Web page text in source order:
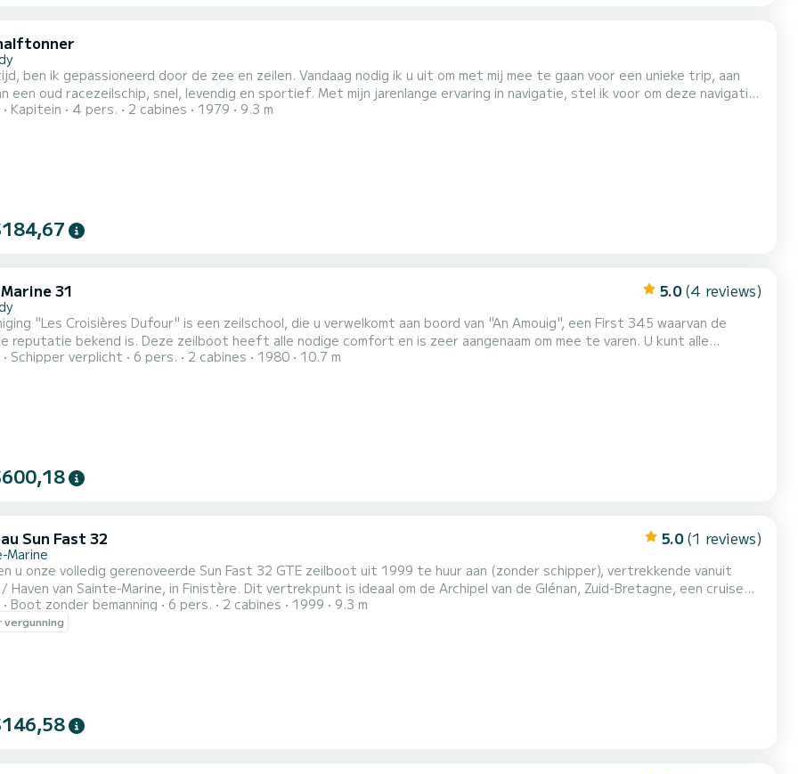
ben ik gepassioneerd door de zee en zeilen. Vandaag nodig ik u uit om met mij mee te gaan voor een unieke trip, aan
een oud racezeilschip, snel, levendig en sportief. Met mijn jarenlange ervaring in navigatie, stel ik voor om deze navigatie-
delen in de baai van Loctudy, de Moutons-eilanden en de Glénan-archipel, en deel te nemen aan de manoeuvres aan
Kapitein 4 pers. 2 cabines 1979 9.3 m
31 5.0 (4 reviews)
"Les Croisières Dufour" is een zeilschool, die u verwelkomt aan boord van "An Amouig", een First 345 waarvan de
reputatie bekend is. Deze zeilboot heeft alle nodige comfort en is zeer aangenaam om mee te varen. U kunt alle
de vereniging "Les Croisières Dufour" op sociale media vinden!! Of u nu een beginner bent of een ervaren zeiler, er
Schipper verplicht 6 pers. 2 cabines 1980 10.7 m
Sun Fast 32 5.0 (1 reviews)
Marine
u onze volledig gerenoveerde Sun Fast 32 GTE zeilboot uit 1999 te huur aan (zonder schipper), vertrekkende vanuit
Haven van Sainte-Marine, in Finistère. Dit vertrekpunt is ideaal om de Archipel van de Glénan, Zuid-Bretagne, een cruise
van Bretagne, het Kanaal, of naar Zuid-Groot-Brittannië te ontdekken. De Sun Fast 32, ontworpen door Philippe
een race-cruiseschip gebouwd door de werf Jeanneau en bedoeld voor echte zeilliefhebbers; het is 9,50 meter l...
Boot zonder bemanning 6 pers. 2 cabines 1999 9.3 m
vergunning